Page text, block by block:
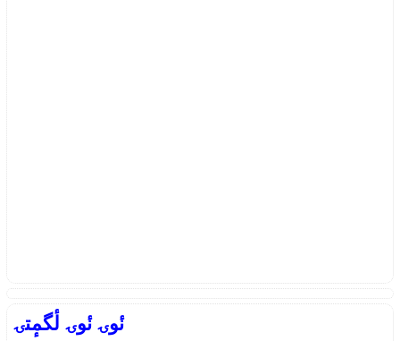
نٔوۍ نٔوۍ لٔگمٕتۍ